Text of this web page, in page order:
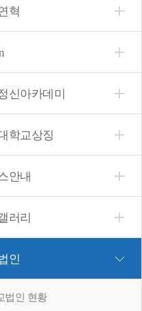
혁
신아카데미
학교상징
안내
러리
인
법인 현황